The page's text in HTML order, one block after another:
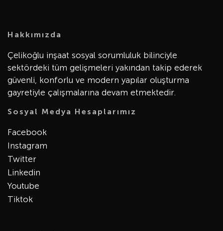
Hakkımızda
Çelikoğlu inşaat sosyal sorumluluk bilinciyle
sektördeki tüm gelişmeleri yakından takip ederek
güvenli, konforlu ve modern yapılar oluşturma
gayretiyle çalışmalarına devam etmektedir.
Sosyal Medya Hesaplarımız
Facebook
Instagram
Twitter
Linkedin
Youtube
Tiktok